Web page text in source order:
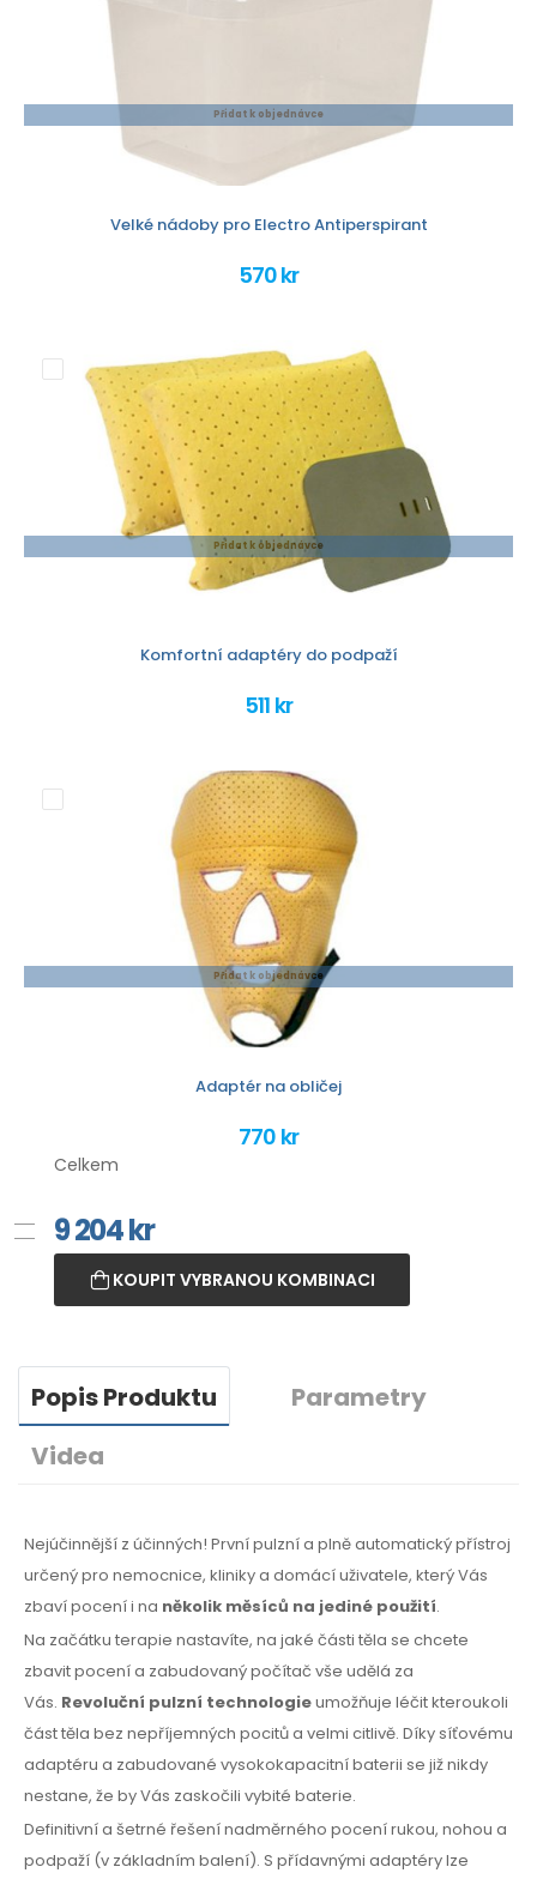
Přidat k objednávce
Velké nádoby pro Electro Antiperspirant
570 kr
Přidat k objednávce
Komfortní adaptéry do podpaží
511 kr
Přidat k objednávce
Adaptér na obličej
770 kr
Celkem
9 204kr
KOUPIT VYBRANOU KOMBINACI
Popis Produktu
Parametry
Videa
Nejúčinnější z účinných! První pulzní a plně automatický přístroj
určený pro nemocnice, kliniky a domácí uživatele, který Vás
zbaví pocení i na několik měsíců na jediné použití.
Na začátku terapie nastavíte, na jaké části těla se chcete
zbavit pocení a zabudovaný počítač vše udělá za
Vás. Revoluční pulzní technologieumožňuje léčit kteroukoli
část těla bez nepříjemných pocitů a velmi citlivě. Díky síťovému
adaptéru a zabudované vysokokapacitní baterii se již nikdy
nestane, že by Vás zaskočili vybité baterie.
Definitivní a šetrné řešení nadměrného pocení rukou, nohou a
podpaží (v základním balení). S přídavnými adaptéry lze